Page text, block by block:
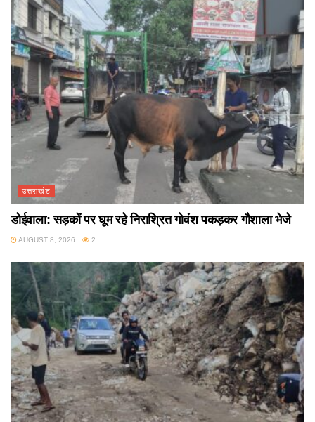
उत्तराखंड
डोईवाला: सड़कों पर घूम रहे निराश्रित गोवंश पकड़कर गौशाला भेजे
AUGUST 8, 2026 2